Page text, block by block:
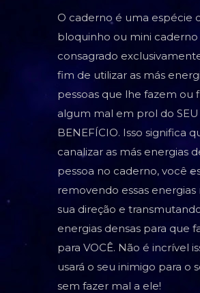
O caderno é uma espécie
bloquinho ou mini caderno
consagrado
fim de utilizar as más
pessoas que lhe fazem ou
algum mal em prol do SEU
BENEFÍCIO. Isso significa
canalizar as más energias
pessoa no caderno, você
removendo essas energias
sua direção e
energias densas para que
para VOCÊ. Não é incrível
usará o seu inimigo para o
sem fazer mal a ele!